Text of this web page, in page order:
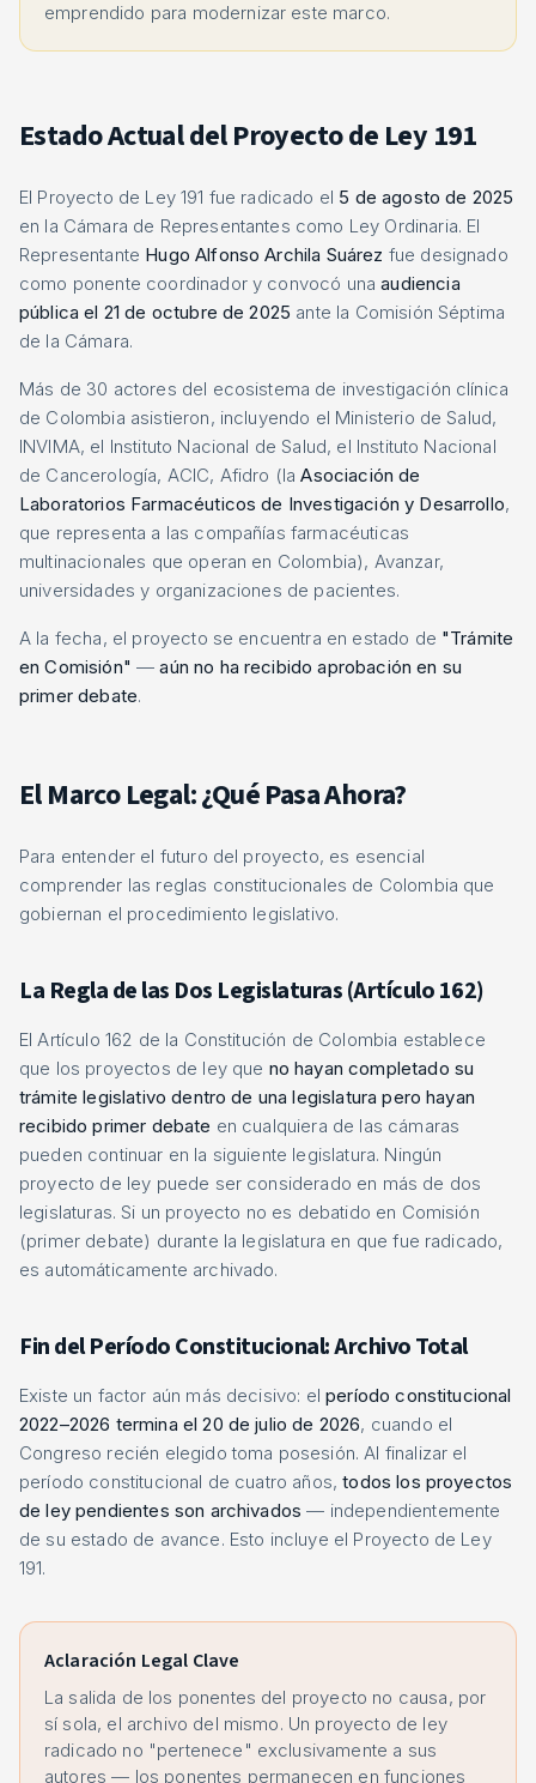
emprendido para modernizar este marco.
Estado Actual del Proyecto de Ley 191
El Proyecto de Ley 191 fue radicado el 5 de agosto de 2025
en la Cámara de Representantes como Ley Ordinaria. El
Representante Hugo Alfonso Archila Suárez fue designado
como ponente coordinador y convocó unaaudiencia
pública el 21 de octubre de 2025 ante la Comisión Séptima
de la Cámara.
Más de 30 actores del ecosistema de investigación clínica
de Colombia asistieron, incluyendo el Ministerio de Salud,
INVIMA, el Instituto Nacional de Salud, el Instituto Nacional
de Cancerología, ACIC, Afidro (laAsociación de
Laboratorios Farmacéuticos de Investigación y Desarrollo,
que representa a las compañías farmacéuticas
multinacionales que operan en Colombia), Avanzar,
universidades y organizaciones de pacientes.
A la fecha, el proyecto se encuentra en estado de "Trámite
en Comisión" —aún no ha recibido aprobación en su
primer debate.
El Marco Legal: ¿Qué Pasa Ahora?
Para entender el futuro del proyecto, es esencial
comprender las reglas constitucionales de Colombia que
gobiernan el procedimiento legislativo.
La Regla de las Dos Legislaturas (Artículo 162)
El Artículo 162 de la Constitución de Colombia establece
que los proyectos de ley que no hayan completado su
trámite legislativo dentro de una legislatura pero hayan
recibido primer debate en cualquiera de las cámaras
pueden continuar en la siguiente legislatura. Ningún
proyecto de ley puede ser considerado en más de dos
legislaturas. Si un proyecto no es debatido en Comisión
(primer debate) durante la legislatura en que fue radicado,
es automáticamente archivado.
Fin del Período Constitucional: Archivo Total
Existe un factor aún más decisivo: elperíodo constitucional
2022–2026 termina el 20 de julio de 2026, cuando el
Congreso recién elegido toma posesión. Al finalizar el
período constitucional de cuatro años,todos los proyectos
de ley pendientes son archivados — independientemente
de su estado de avance. Esto incluye el Proyecto de Ley
191.
Aclaración Legal Clave
La salida de los ponentes del proyecto no causa, por
sí sola, el archivo del mismo. Un proyecto de ley
radicado no "pertenece" exclusivamente a sus
autores — los ponentes permanecen en funciones